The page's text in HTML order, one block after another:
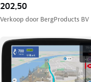
202,50
Verkoop door BergProducts BV